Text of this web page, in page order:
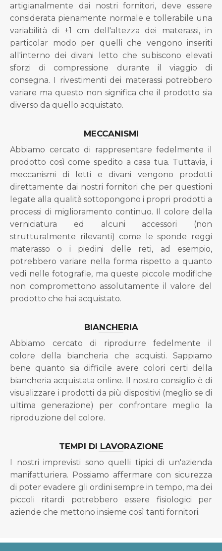
artigianalmente dai nostri fornitori, deve essere
considerata pienamente normale e tollerabile una
variabilità di ±1 cm dell'altezza dei materassi, in
particolar modo per quelli che vengono inseriti
all'interno dei divani letto che subiscono elevati
sforzi di compressione durante il viaggio di
consegna. I rivestimenti dei materassi potrebbero
variare ma questo non significa che il prodotto sia
diverso da quello acquistato.
MECCANISMI
Abbiamo cercato di rappresentare fedelmente il
prodotto così come spedito a casa tua. Tuttavia, i
meccanismi di letti e divani vengono prodotti
direttamente dai nostri fornitori che per questioni
legate alla qualità sottopongono i propri prodotti a
processi di miglioramento continuo. Il colore della
verniciatura ed alcuni accessori (non
strutturalmente rilevanti) come le sponde reggi
materasso o i piedini delle reti, ad esempio,
potrebbero variare nella forma rispetto a quanto
vedi nelle fotografie, ma queste piccole modifiche
non compromettono assolutamente il valore del
prodotto che hai acquistato.
BIANCHERIA
Abbiamo cercato di riprodurre fedelmente il
colore della biancheria che acquisti. Sappiamo
bene quanto sia difficile avere colori certi della
biancheria acquistata online. Il nostro consiglio è di
visualizzare i prodotti da più dispositivi (meglio se di
ultima generazione) per confrontare meglio la
riproduzione del colore.
TEMPI DI LAVORAZIONE
I nostri imprevisti sono quelli tipici di un'azienda
manifatturiera. Possiamo affermare con sicurezza
di poter evadere gli ordini sempre in tempo, ma dei
piccoli ritardi potrebbero essere fisiologici per
aziende che mettono insieme così tanti fornitori.